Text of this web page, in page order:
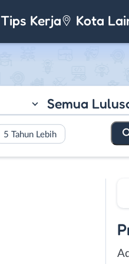
Tips Kerja Kota
Semua
5 Tahun Lebih